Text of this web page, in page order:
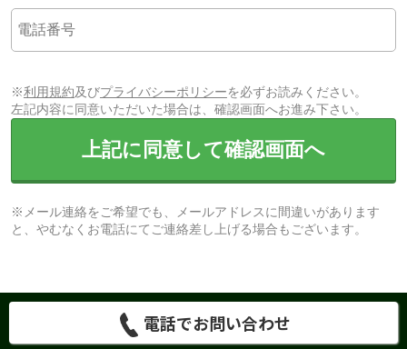
※利用規約及びプライバシーポリシーを必ずお読みください。
左記内容に同意いただいた場合は、確認画面へお進み下さい。
上記に同意して確認画面へ
※メール連絡をご希望でも、メールアドレスに間違いがあります
と、やむなくお電話にてご連絡差し上げる場合もございます。
電話でお問い合わせ